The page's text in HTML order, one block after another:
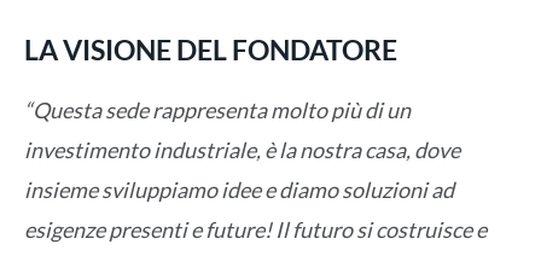
LA VISIONE DEL FONDATORE
“Questa sede rappresenta molto più di un
investimento industriale, è la nostra casa, dove
insieme sviluppiamo idee e diamo soluzioni ad
esigenze presenti e future! Il futuro si costruisce e